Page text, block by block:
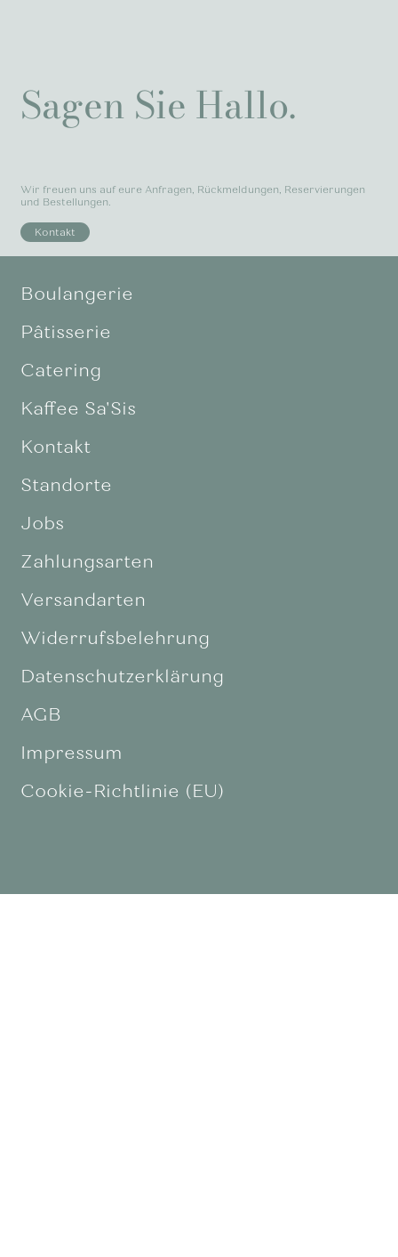
Sagen Sie Hallo.
Wir freuen uns auf eure Anfragen, Rückmeldungen, Reservierungen
und Bestellungen.
Kontakt
Boulangerie
Pâtisserie
Catering
Kaffee Sa'Sis
Kontakt
Standorte
Jobs
Zahlungsarten
Versandarten
Widerrufsbelehrung
Datenschutzerklärung
AGB
Impressum
Cookie-Richtlinie (EU)